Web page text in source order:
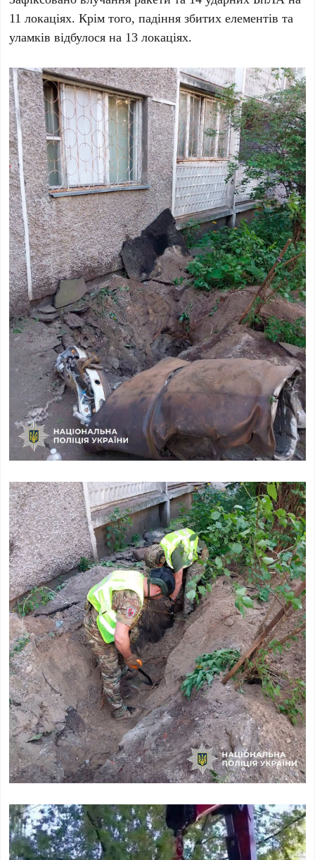
11 локаціях. Крім того, падіння збитих елементів та
уламків відбулося на 13 локаціях.